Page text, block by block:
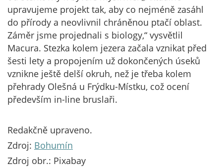
upravujeme projekt tak, aby co nejméně zasáhl
do přírody a neovlivnil chráněnou ptačí oblast.
Záměr jsme projednali s biology,“ vysvětlil
Macura. Stezka kolem jezera začala vznikat před
šesti lety a propojením už dokončených úseků
vznikne ještě delší okruh, než je třeba kolem
přehrady Olešná u Frýdku-Místku, což ocení
především in-line bruslaři.
Redakčně upraveno.
Zdroj: Bohumín
Zdroj obr.: Pixabay